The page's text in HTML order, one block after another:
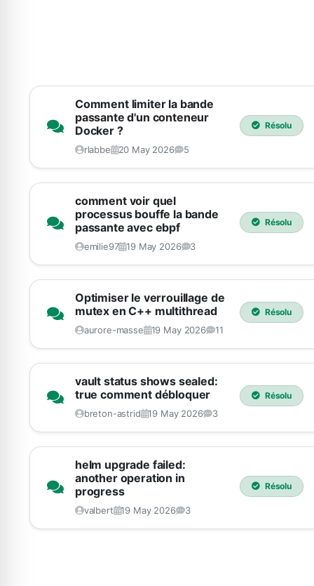
Comment limiter la bande
passante d'un conteneur
Docker ?
rlabbe 20 May 2026 5
Résolu
comment voir quel
processus bouffe la bande
passante avec ebpf
emilie97 19 May 2026 3
Résolu
Optimiser le verrouillage de
mutex en C++ multithread
aurore-masse 19 May 2026 11
Résolu
vault status shows sealed:
true comment débloquer
breton-astrid 19 May 2026 3
Résolu
helm upgrade failed:
another operation in
progress
valbert 19 May 2026 3
Résolu